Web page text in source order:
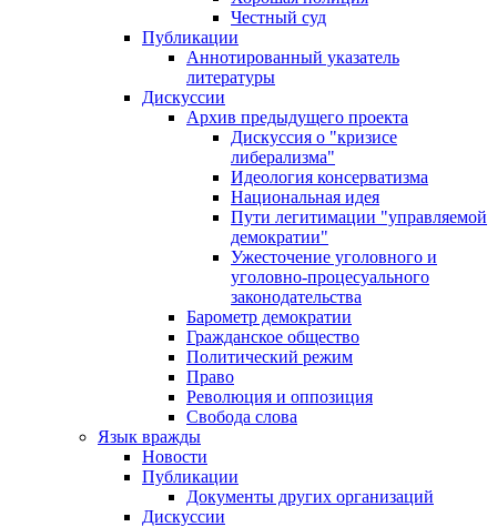
Честный суд
Публикации
Аннотированный указатель
литературы
Дискуссии
Архив предыдущего проекта
Дискуссия о "кризисе
либерализма"
Идеология консерватизма
Национальная идея
Пути легитимации "управляемой
демократии"
Ужесточение уголовного и
уголовно-процесуального
законодательства
Барометр демократии
Гражданское общество
Политический режим
Право
Революция и оппозиция
Свобода слова
Язык вражды
Новости
Публикации
Документы других организаций
Дискуссии